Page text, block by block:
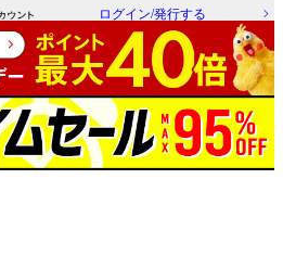
ログイン/発行する